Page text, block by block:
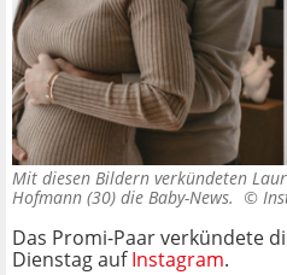
Mit diesen Bildern verkündeten
Hofmann (30) die Baby-News. ©
Das Promi-Paar verkündete
Dienstag aufInstagram.